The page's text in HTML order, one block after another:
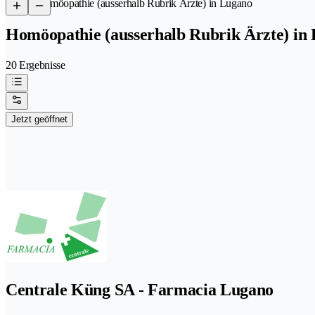
/Homöopathie (ausserhalb Rubrik Ärzte) in Lugano
Homöopathie (ausserhalb Rubrik Ärzte) in
20 Ergebnisse
Jetzt geöffnet
Centrale Küng SA - Farmacia Lugano